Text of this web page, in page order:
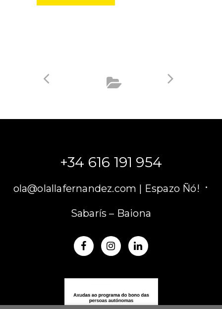
+34 616 191 954
ola@olallafernandez.com | Espazo Ñó! ·
Sabarís – Baiona